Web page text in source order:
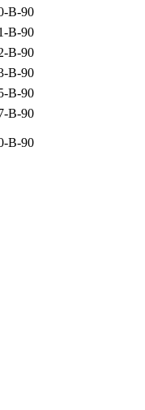
B-90
B-90
B-90
B-90
B-90
B-90
B-90